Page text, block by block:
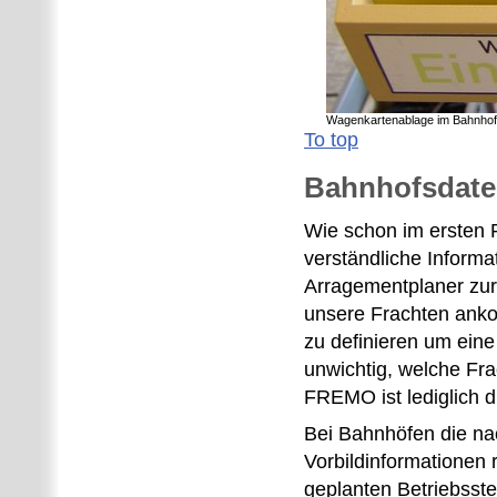
Wagenkartenablage im
To top
Wie schon im ersten
verständliche
Arragementplaner
unsere Frachten
zu definieren um
unwichtig, welche
FREMO ist lediglich
Bei Bahnhöfen die
Vorbildinformationen
geplanten